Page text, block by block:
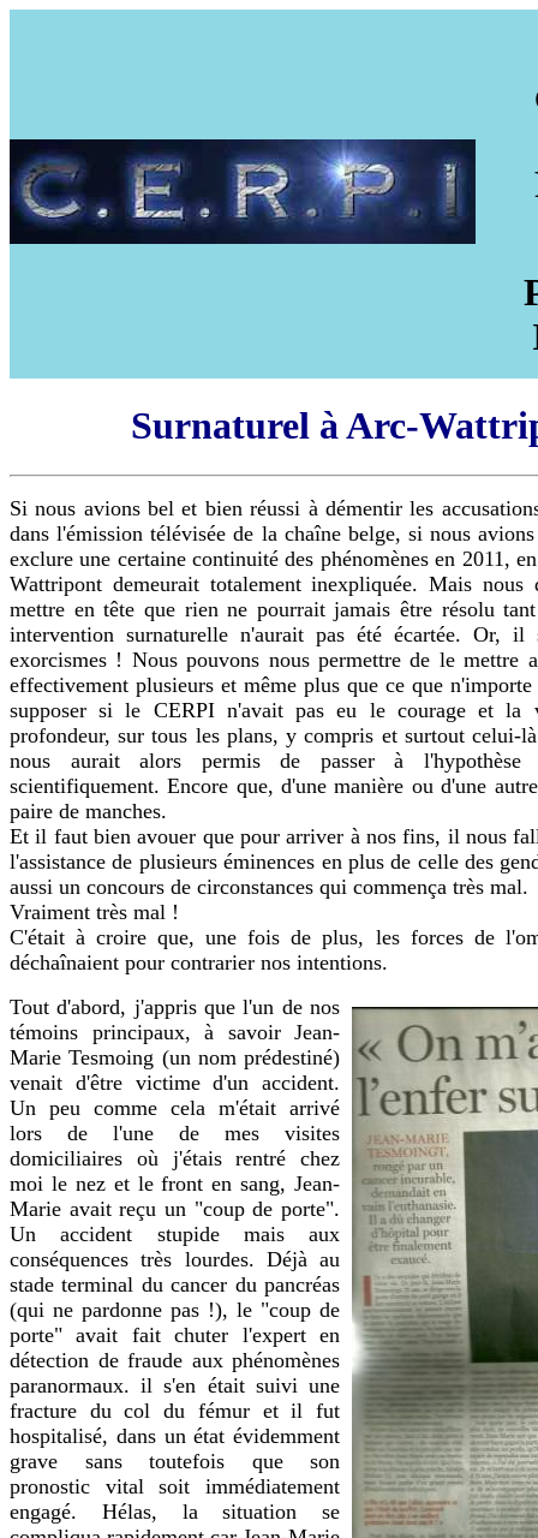
Surnaturel à Arc-
Si nous avions bel et bien réussi à démentir les
dans l'émission télévisée de la chaîne belge, si nous
exclure une certaine continuité des phénomènes en 2011,
Wattripont demeurait totalement inexpliquée. Mais nous
mettre en tête que rien ne pourrait jamais être résolu
intervention surnaturelle n'aurait pas été écartée. Or,
exorcismes ! Nous pouvons nous permettre de le
effectivement plusieurs et même plus que ce que
supposer si le CERPI n'avait pas eu le courage et la
profondeur, sur tous les plans, y compris et surtout celui-
nous aurait alors permis de passer à l'hypothèse
scientifiquement. Encore que, d'une manière ou d'une
paire de manches.
Et il faut bien avouer que pour arriver à nos fins, il nous
l'assistance de plusieurs éminences en plus de celle des
aussi un concours de circonstances qui commença très mal.
Vraiment très mal !
C'était à croire que, une fois de plus, les forces de
déchaînaient pour contrarier nos intentions.
Tout d'abord, j'appris que l'un de nos
témoins principaux, à savoir Jean-
Marie Tesmoing (un nom prédestiné)
venait d'être victime d'un accident.
Un peu comme cela m'était arrivé
lors de l'une de mes visites
domiciliaires où j'étais rentré chez
moi le nez et le front en sang, Jean-
Marie avait reçu un "coup de porte".
Un accident stupide mais aux
conséquences très lourdes. Déjà au
stade terminal du cancer du pancréas
(qui ne pardonne pas !), le "coup de
porte" avait fait chuter l'expert en
détection de fraude aux phénomènes
paranormaux. il s'en était suivi une
fracture du col du fémur et il fut
hospitalisé, dans un état évidemment
grave sans toutefois que son
pronostic vital soit immédiatement
engagé. Hélas, la situation se